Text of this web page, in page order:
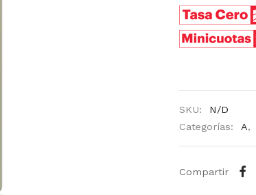
SKU:
N/D
Categorías:
A,
Compartir